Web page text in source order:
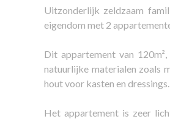
Uitzonderlijk zeldzaam
eigendom met 2
Dit appartement van
natuurlijke materialen zoals
hout voor kasten en dressings.
Het appartement is zeer